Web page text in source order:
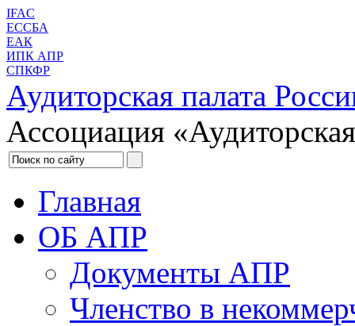
IFAC
ЕССБА
ЕАК
ИПК АПР
СПКФР
Аудиторская палата
Ассоциация
Главная
ОБ АПР
Документы АПР
Членство в